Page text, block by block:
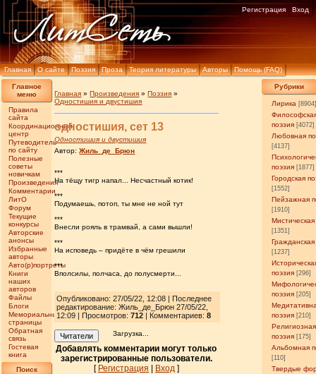
Главная О сайте Поэзия Проза Теория литературы Авторы Помощь (FAQ)
Регистрация Вход
Главное
меню
Правила
сайта
Координационный
центр
Путеводитель
по сайту
Полезные
советы
новичкам
Произведения
Комментарии
ЛитО
Форум
Текущие
конкурсы
Авторские
анонсы
Избранные
авторы
Авто(р)портреты
Книги
наших
авторов
Файлы
Блоги
Мемориальные
страницы
Обратная
связь
Гостевая
книга
Поиск
Рубрики
Лирика
поэзия [4072]
Любовная
[4137]
поэзия [1877]
Городская
[1552]
Пейзажная
[1910]
Мистическая
[1351]
Гражданская
[1237]
поэзия [296]
поэзия [205]
поэзия [210]
Религиозная
поэзия [175]
Альбомная
[110]
Твердые
Главная »Произведения »Поэзия »
Одностишия и двустишия
одностишия, сет 13
Одностишия и двустишия
Автор:Жиль_де_Брюн
***
На тёщу тигр напал... Несчастный котик!
***
Подумаешь, потоп, ты мне не ной тут
***
Внесли рояль в трамвай, а сами вышли!
***
На исповедь – придёте в чём грешили
***
Вполсилы, полчаса, до полусмерти...
Опубликовано: 27/05/22, 12:08 | Последнее
редактирование: Жиль_де_Брюн 27/05/22,
12:09 | Просмотров: 712| Комментариев: 8
Читатели Загрузка...
Добавлять комментарии могут только
зарегистрированные пользователи.
[ Регистрация Вход]